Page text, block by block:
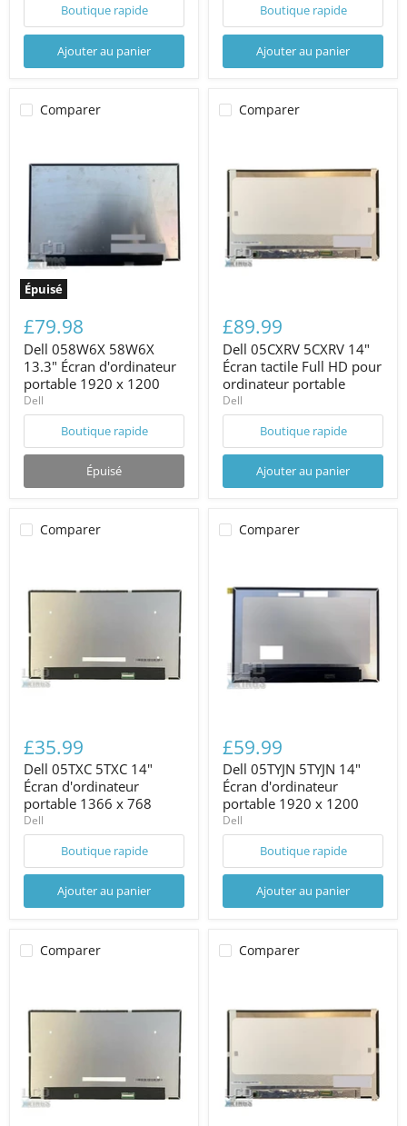
Boutique rapide
Ajouter au panier
Boutique rapide
Ajouter au panier
Comparer
Épuisé
£79.98
Dell 058W6X 58W6X
13.3" Écran d'ordinateur
portable 1920 x 1200
Dell
Boutique rapide
Épuisé
Comparer
£89.99
Dell 05CXRV 5CXRV 14"
Écran tactile Full HD pour
ordinateur portable
Dell
Boutique rapide
Ajouter au panier
Comparer
£35.99
Dell 05TXC 5TXC 14"
Écran d'ordinateur
portable 1366 x 768
Dell
Boutique rapide
Ajouter au panier
Comparer
£59.99
Dell 05TYJN 5TYJN 14"
Écran d'ordinateur
portable 1920 x 1200
Dell
Boutique rapide
Ajouter au panier
Comparer Comparer